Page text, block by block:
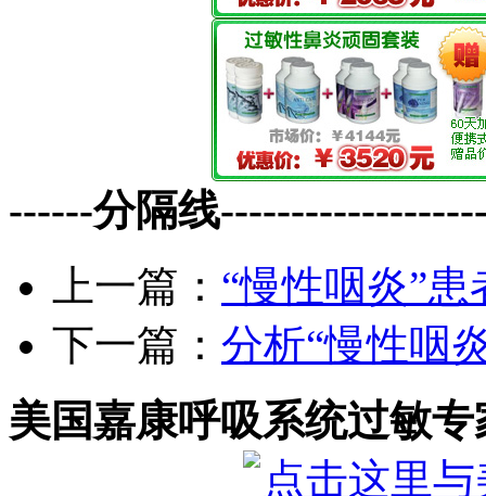
------分隔线
上一篇： “慢性咽炎”
下一篇： 分析“慢性咽
美国嘉康呼吸系统过敏